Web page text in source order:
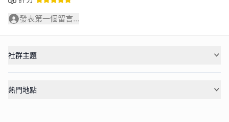
發表第一個留言...
社群主題
熱門地點